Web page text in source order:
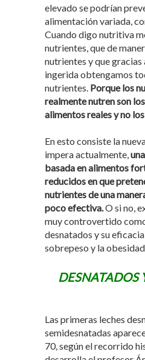
elevado se podrían
alimentación variada,
Cuando digo nutritiva
nutrientes, que de
nutrientes y que gracias
ingerida obtengamos
nutrientes. Porque los
realmente nutren son
alimentos reales y no los
En esto consiste la
impera actualmente,
basada en alimentos
reducidos en que
nutrientes de una
poco efectiva.O si no,
muy controvertido
desnatados y su
sobrepeso y la
DESNATADOS
Las primeras leches
semidesnatadas
70, según el recorrido